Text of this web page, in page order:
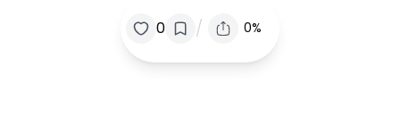
0 / 0%